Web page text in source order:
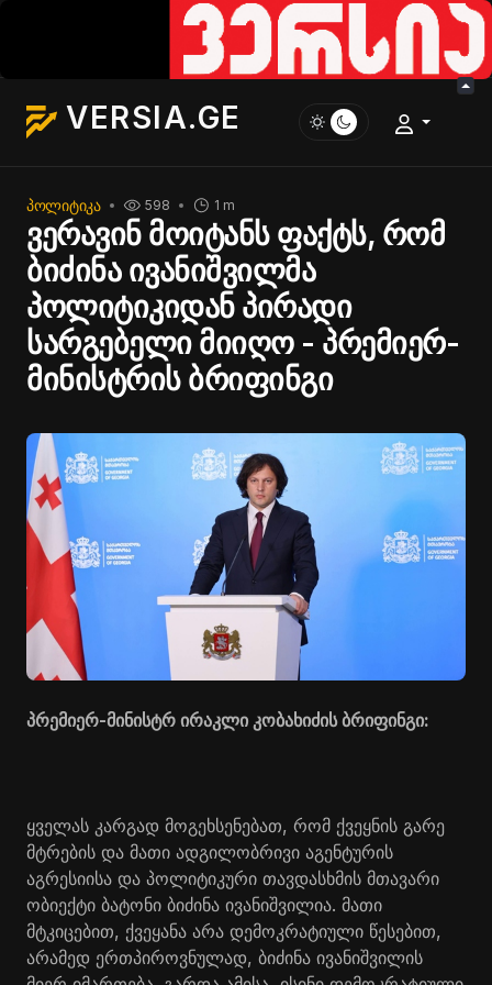
VERSIA.GE
ᲞᲝᲚᲘᲢᲘᲙᲐ 1 m
598
ვერავინ მოიტანს ფაქტს, რომ
ბიძინა ივანიშვილმა
პოლიტიკიდან პირადი
სარგებელი მიიღო - პრემიერ-
მინისტრის ბრიფინგი
პრემიერ-მინისტრ ირაკლი კობახიძის ბრიფინგი:
ყველას კარგად მოგეხსენებათ, რომ ქვეყნის გარე
მტრების და მათი ადგილობრივი აგენტურის
აგრესიისა და პოლიტიკური თავდასხმის მთავარი
ობიექტი ბატონი ბიძინა ივანიშვილია. მათი
მტკიცებით, ქვეყანა არა დემოკრატიული წესებით,
არამედ ერთპიროვნულად, ბიძინა ივანიშვილის